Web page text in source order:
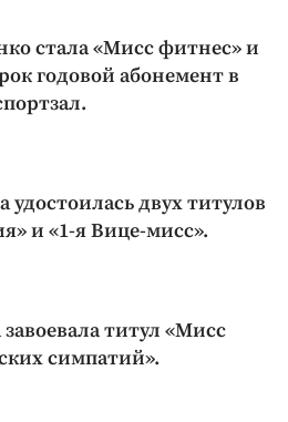
стала «Мисс фитнес» и
годовой абонемент в
удостоилась двух титулов
и «1-я Вице-мисс».
титул «Мисс
симпатий».